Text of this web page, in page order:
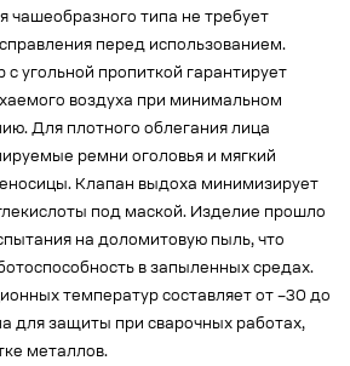
чашеобразного типа не требует
перед использованием.
угольной пропиткой гарантирует
воздуха при минимальном
Для плотного облегания лица
ремни оголовья и мягкий
Клапан выдоха минимизирует
под маской. Изделие прошло
на доломитовую пыль, что
в запыленных средах.
температур составляет от –30 до
для защиты при сварочных работах,
металлов.